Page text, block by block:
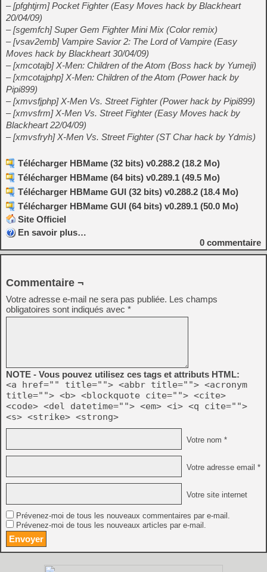
– [pfghtjrm] Pocket Fighter (Easy Moves hack by Blackheart
20/04/09)
– [sgemfch] Super Gem Fighter Mini Mix (Color remix)
– [vsav2emb] Vampire Savior 2: The Lord of Vampire (Easy
Moves hack by Blackheart 30/04/09)
– [xmcotajb] X-Men: Children of the Atom (Boss hack by Yumeji)
– [xmcotajphp] X-Men: Children of the Atom (Power hack by
Pipi899)
– [xmvsfjphp] X-Men Vs. Street Fighter (Power hack by Pipi899)
– [xmvsfrm] X-Men Vs. Street Fighter (Easy Moves hack by
Blackheart 22/04/09)
– [xmvsfryh] X-Men Vs. Street Fighter (ST Char hack by Ydmis)
Télécharger HBMame (32 bits) v0.288.2 (18.2 Mo)
Télécharger HBMame (64 bits) v0.289.1 (49.5 Mo)
Télécharger HBMame GUI (32 bits) v0.288.2 (18.4 Mo)
Télécharger HBMame GUI (64 bits) v0.289.1 (50.0 Mo)
Site Officiel
En savoir plus…
0 commentaire
Commentaire ¬
Votre adresse e-mail ne sera pas publiée. Les champs
obligatoires sont indiqués avec *
NOTE - Vous pouvez utilisez ces tags et attributs HTML:
<a href="" title=""> <abbr title=""> <acronym
title=""> <b> <blockquote cite=""> <cite>
<code> <del datetime=""> <em> <i> <q cite="">
<s> <strike> <strong>
Votre nom *
Votre adresse email *
Votre site internet
Prévenez-moi de tous les nouveaux commentaires par e-mail.
Prévenez-moi de tous les nouveaux articles par e-mail.